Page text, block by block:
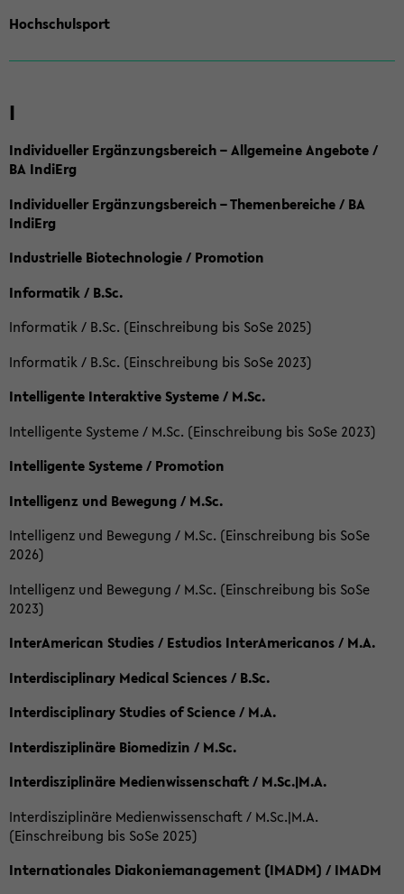
Hochschulsport
I
Individueller Ergänzungsbereich – Allgemeine Angebote /
BA IndiErg
Individueller Ergänzungsbereich – Themenbereiche / BA
IndiErg
Industrielle Biotechnologie / Promotion
Informatik / B.Sc.
Informatik / B.Sc. (Einschreibung bis SoSe 2025)
Informatik / B.Sc. (Einschreibung bis SoSe 2023)
Intelligente Interaktive Systeme / M.Sc.
Intelligente Systeme / M.Sc. (Einschreibung bis SoSe 2023)
Intelligente Systeme / Promotion
Intelligenz und Bewegung / M.Sc.
Intelligenz und Bewegung / M.Sc. (Einschreibung bis SoSe
2026)
Intelligenz und Bewegung / M.Sc. (Einschreibung bis SoSe
2023)
InterAmerican Studies / Estudios InterAmericanos / M.A.
Interdisciplinary Medical Sciences / B.Sc.
Interdisciplinary Studies of Science / M.A.
Interdisziplinäre Biomedizin / M.Sc.
Interdisziplinäre Medienwissenschaft / M.Sc.|M.A.
Interdisziplinäre Medienwissenschaft / M.Sc.|M.A.
(Einschreibung bis SoSe 2025)
Internationales Diakoniemanagement (IMADM) / IMADM